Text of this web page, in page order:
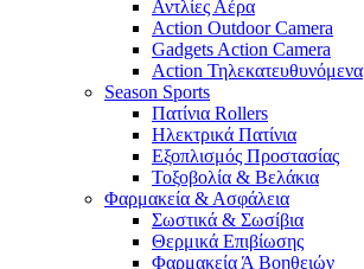
Αντλίες Αέρα
Action Outdoor Camera
Gadgets Action Camera
Action Τηλεκατευθυνόμενα
Season Sports
Πατίνια Rollers
Ηλεκτρικά Πατίνια
Εξοπλισμός Προστασίας
Τοξοβολία & Βελάκια
Φαρμακεία & Ασφάλεια
Σωστικά & Σωσίβια
Θερμικά Επιβίωσης
Φαρμακεία Ά Βοηθειών